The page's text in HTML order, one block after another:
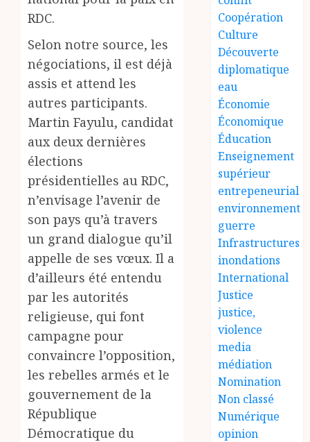
RDC.
Selon notre source, les
négociations, il est déjà
assis et attend les
autres participants.
Martin Fayulu, candidat
aux deux dernières
élections
présidentielles au RDC,
n’envisage l’avenir de
son pays qu’à travers
un grand dialogue qu’il
appelle de ses vœux. Il a
d’ailleurs été entendu
par les autorités
religieuse, qui font
campagne pour
convaincre l’opposition,
les rebelles armés et le
gouvernement de la
République
Démocratique du
Coopération
Culture
Découverte
diplomatique
eau
Économie
Économique
Éducation
Enseignement
supérieur
entrepeneurial
environnement
guerre
Infrastructures
inondations
International
Justice
justice,
violence
media
médiation
Nomination
Non classé
Numérique
opinion